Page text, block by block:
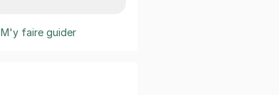
M'y faire guider